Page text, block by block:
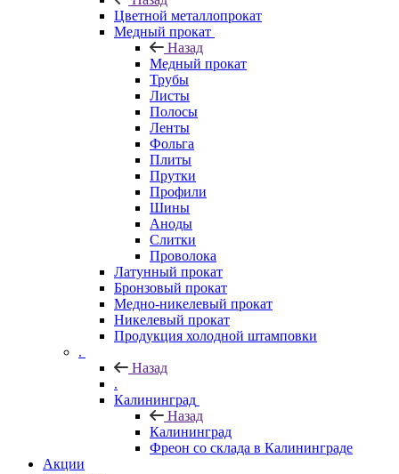
Цветной металлопрокат
Медный прокат
Назад
Медный прокат
Трубы
Листы
Полосы
Ленты
Фольга
Плиты
Прутки
Профили
Шины
Аноды
Слитки
Проволока
Латунный прокат
Бронзовый прокат
Медно-никелевый прокат
Никелевый прокат
Продукция холодной штамповки
.
Назад
.
Калининград
Назад
Калининград
Фреон со склада в Калининграде
Акции